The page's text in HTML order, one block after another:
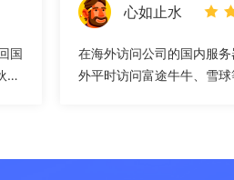
国
心如止水
在海外访问公司的国内服
外平时访问富途牛牛、雪